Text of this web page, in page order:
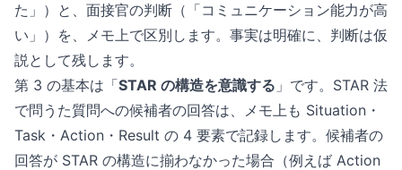
た」）と、面接官の判断（「コミュニケーション能力が高
い」）を、メモ上で区別します。事実は明確に、判断は仮
説として残します。
第 3 の基本は「STAR の構造を意識する 」です。STAR 法
で問うた質問への候補者の回答は、メモ上も Situation・
Task・Action・Result の 4 要素で記録します。候補者の
回答が STAR の構造に揃わなかった場合（例えば Action